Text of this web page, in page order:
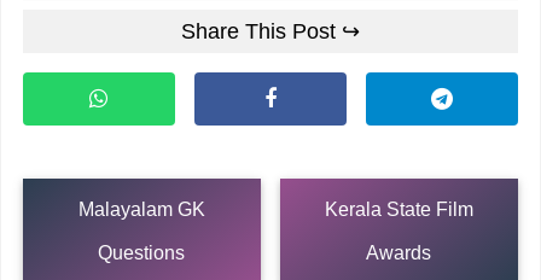
Share This Post ↪
Malayalam GK
Questions
Kerala State Film
Awards